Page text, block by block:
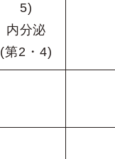
5)
内分泌
(第2・4)